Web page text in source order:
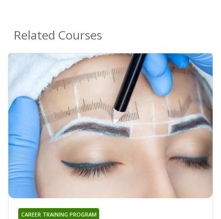
Related Courses
CAREER TRAINING PROGRAM